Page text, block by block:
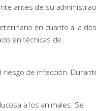
antes de su
en cuanto a la
en técnicas de
de infección.
a los animales. Se